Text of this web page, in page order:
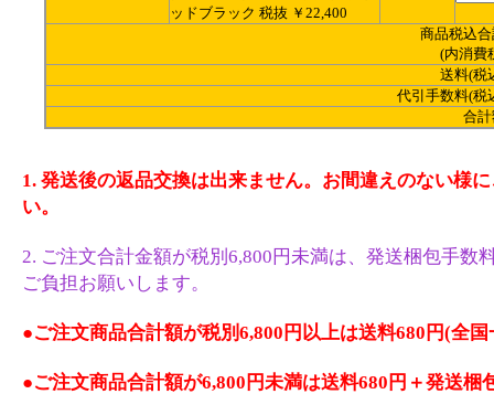
ッドブラック 税抜 ￥22,400
商品税込
(内消費
送料(税
代引手数料(税
合
1. 発送後の返品交換は出来ません。お間違えのない様
い。
2. ご注文合計金額が税別6,800円未満は、発送梱包手数
ご負担お願いします。
●ご注文商品合計額が税別6,800円以上は送料680円(全国
●ご注文商品合計額が6,800円未満は送料680円＋発送梱